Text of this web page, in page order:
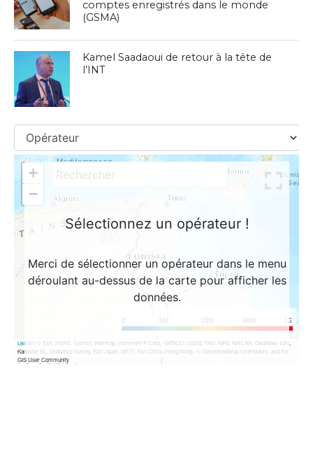
comptes enregistrés dans le monde
(GSMA)
Kamel Saadaoui de retour à la tête de
l’INT